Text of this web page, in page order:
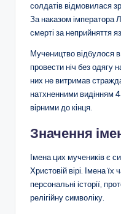
солдатів відмовилася
За наказом імператора
смерті за неприйняття
Мучеництво відбулося
провести ніч без одягу
них не витримав
натхненними видінням
вірними до кінця.
Значення
Імена цих мучеників є
Христовій вірі. Імена їх
персональні історії,
релігійну символіку.